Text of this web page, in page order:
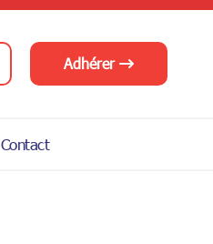
Adhérer
Contact